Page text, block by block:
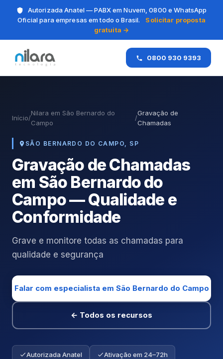
Autorizada Anatel — PABX em Nuvem, 0800 e WhatsApp
Oficial para empresas em todo o Brasil.
Solicitar proposta
gratuita →
0800 930 9393
Início/
Nilara em São Bernardo do
Campo
/
Gravação de
Chamadas
SÃO BERNARDO DO CAMPO, SP
Gravação de Chamadas
em São Bernardo do
Campo — Qualidade e
Conformidade
Grave e monitore todas as chamadas para
qualidade e segurança
Falar com especialista em São Bernardo do Campo
← Todos os recursos
Autorizada Anatel Ativação em 24–72h